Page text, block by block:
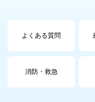
よくある質問
消防・救急